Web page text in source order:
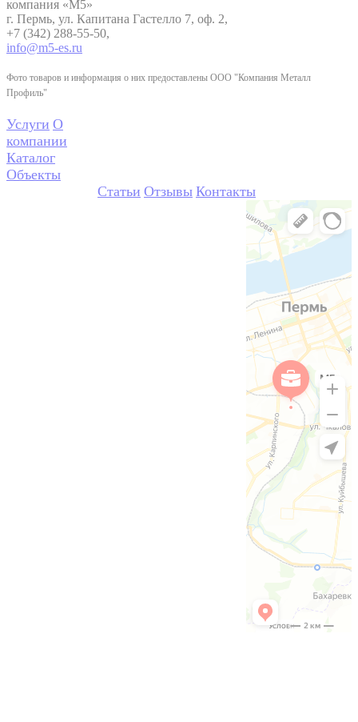
компания «М5»
г. Пермь, ул. Капитана Гастелло 7, оф. 2,
+7 (342) 288-55-50,
info@m5-es.ru
Фото товаров и информация о них предоставлены ООО "Компания Металл
Профиль"
Услуги О
компании
Каталог
Объекты
Статьи Отзывы Контакты